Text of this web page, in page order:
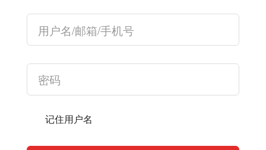
记住用户名